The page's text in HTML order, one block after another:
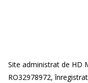
Site administrat de HD
RO32978972,